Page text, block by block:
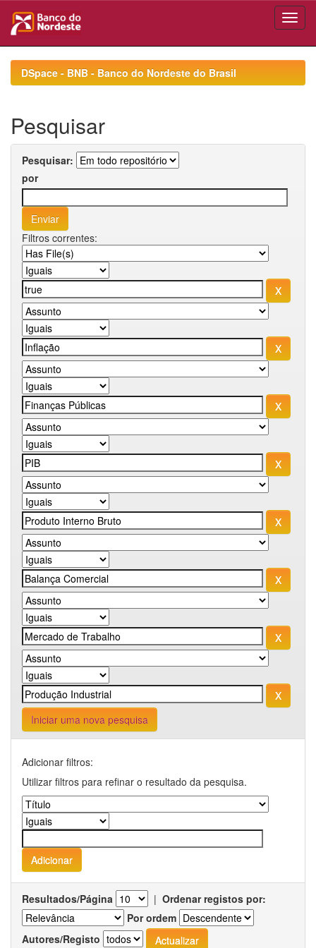
navigationDSpace - BNB - Banco do Nordeste do Brasil
Pesquisar
Pesquisar:
por
Filtros correntes:
Iniciar uma nova pesquisa
Adicionar filtros:
Utilizar filtros para refinar o resultado da pesquisa.
Resultados/Página | Ordenar registos por:
Por ordem
Autores/Registo